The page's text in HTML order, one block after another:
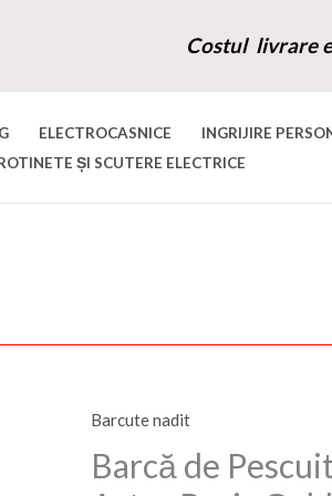
Costul livrare
ELECTROCASNICE INGRIJIRE
ȘI SCUTERE ELECTRICE
Barcute nadit
Barcă de inițial
Cantitate
Barcă
de